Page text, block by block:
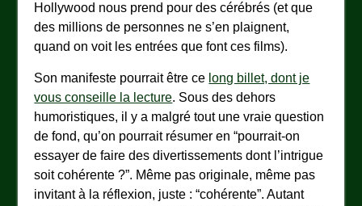
Hollywood nous prend pour des cérébrés (et que
des millions de personnes ne s’en plaignent,
quand on voit les entrées que font ces films).
Son manifeste pourrait être ce long billet, dont je
vous conseille la lecture. Sous des dehors
humoristiques, il y a malgré tout une vraie question
de fond, qu’on pourrait résumer en “pourrait-on
essayer de faire des divertissements dont l’intrigue
soit cohérente ?”. Même pas originale, même pas
invitant à la réflexion, juste : “cohérente”. Autant